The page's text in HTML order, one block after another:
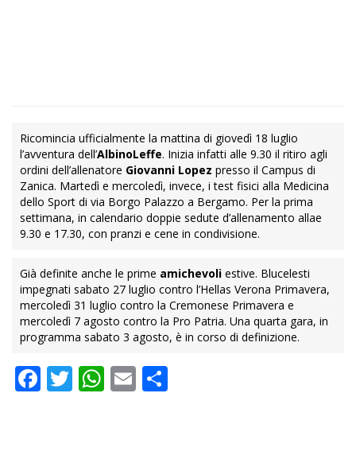
Ricomincia ufficialmente la mattina di giovedì 18 luglio
l’avventura dell’AlbinoLeffe. Inizia infatti alle 9.30 il ritiro agli
ordini dell’allenatore Giovanni Lopez presso il Campus di
Zanica. Martedì e mercoledì, invece, i test fisici alla Medicina
dello Sport di via Borgo Palazzo a Bergamo. Per la prima
settimana, in calendario doppie sedute d’allenamento allae
9.30 e 17.30, con pranzi e cene in condivisione.
Già definite anche le prime amichevoli estive. Blucelesti
impegnati sabato 27 luglio contro l’Hellas Verona Primavera,
mercoledì 31 luglio contro la Cremonese Primavera e
mercoledì 7 agosto contro la Pro Patria. Una quarta gara, in
programma sabato 3 agosto, è in corso di definizione.
Facebook
Twitter
WhatsApp
Email